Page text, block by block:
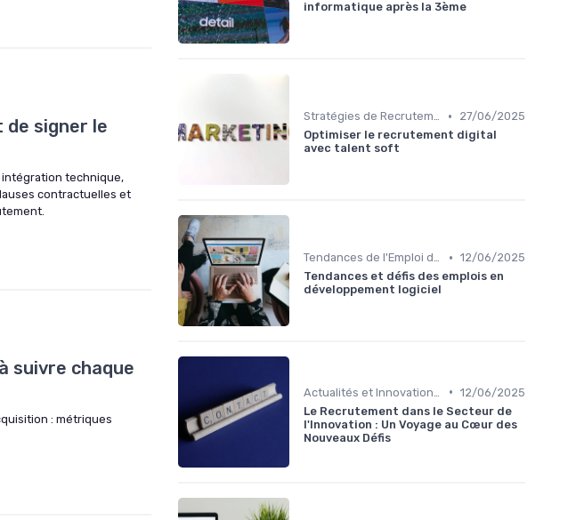
de signer le
intégration technique,
contractuelles et
suivre chaque
: métriques
informatique après la 3ème
Stratégies de Recrutement Digital •
27/06/2025
Optimiser le recrutement digital
avec talent soft
Tendances de l'Emploi dans le Digital • 12/06/2025
Tendances et défis des emplois en
développement logiciel
• 12/06/2025
Le Recrutement dans le Secteur de
l'Innovation : Un Voyage au Cœur des
Nouveaux Défis